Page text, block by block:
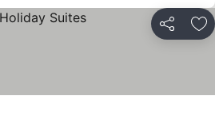
Dela